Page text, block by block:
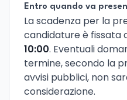
Entro quando va
La scadenza per la
candidature è fissata
10:00. Eventuali
termine, secondo la
avvisi pubblici, non
considerazione.